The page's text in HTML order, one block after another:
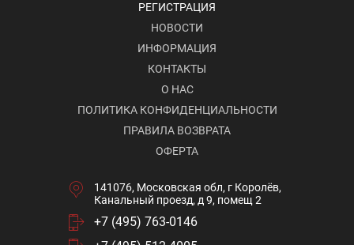
РЕГИСТРАЦИЯ
НОВОСТИ
ИНФОРМАЦИЯ
КОНТАКТЫ
О НАС
ПОЛИТИКА КОНФИДЕНЦИАЛЬНОСТИ
ПРАВИЛА ВОЗВРАТА
ОФЕРТА
141076, Московская обл, г Королёв,
Канальный проезд, д 9, помещ 2
+7 (495) 763-0146